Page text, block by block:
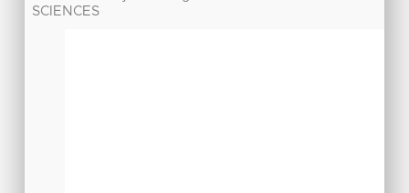
SCIENCES